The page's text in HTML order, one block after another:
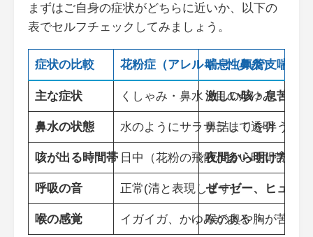
まずはご自身の症状がどちらに近いか、以下の
表でセルフチェックしてみましょう。
症状の比較 花粉症（アレルギー性鼻炎）
喘息（気管支喘息）
主な症状 くしゃみ・鼻水・目のかゆみ
激しい咳・息苦し
鼻水の状態 水のようにサラサラして透明
鼻詰まりを伴うこ
咳が出る時間帯 日中（花粉の飛散が多い時間帯）
夜間から明け方、
呼吸の音 正常(清と表現します)ゼーゼー、ヒュー
喉の感覚 イガイガ、かゆみがある喉の奥や胸が苦しい